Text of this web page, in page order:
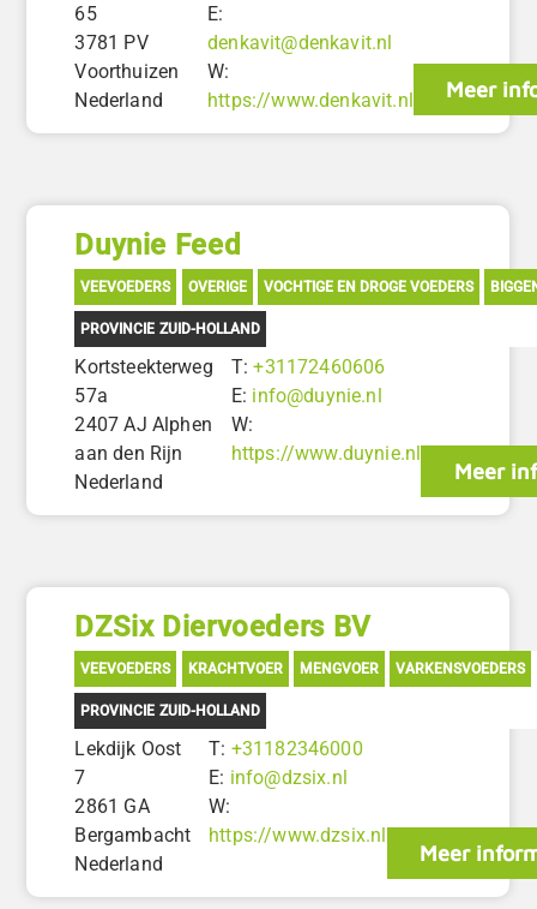
65
3781 PV
Voorthuizen
Nederland
E:
denkavit@denkavit.nl
W:
https://www.denkavit.nl
Meer
Duynie Feed
VEEVOEDERS OVERIGE VOCHTIGE EN DROGE VOEDERS
PROVINCIE ZUID-HOLLAND
Kortsteekterweg
57a
2407 AJ Alphen
aan den Rijn
Nederland
T:+31172460606
E: info@duynie.nl
W:
https://www.duynie.nl
Meer
DZSix Diervoeders BV
VEEVOEDERS KRACHTVOER MENGVOER VARKENSVOEDERS
PROVINCIE ZUID-HOLLAND
Lekdijk Oost
7
2861 GA
Bergambacht
Nederland
T: +31182346000
E: info@dzsix.nl
W:
https://www.dzsix.nl
Meer